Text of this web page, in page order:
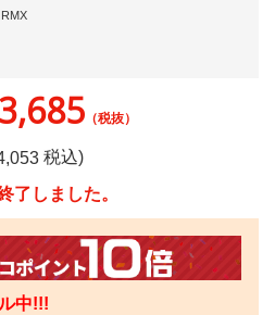
（税抜）
税込)
了しました。
中!!!